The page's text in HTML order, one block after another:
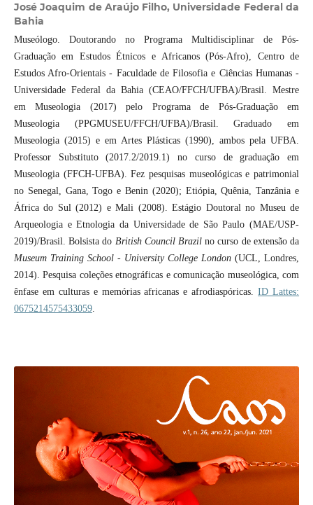
José Joaquim de Araújo Filho, Universidade Federal da
Bahia
Museólogo. Doutorando no Programa Multidisciplinar de Pós-
Graduação em Estudos Étnicos e Africanos (Pós-Afro), Centro de
Estudos Afro-Orientais - Faculdade de Filosofia e Ciências Humanas -
Universidade Federal da Bahia (CEAO/FFCH/UFBA)/Brasil. Mestre
em Museologia (2017) pelo Programa de Pós-Graduação em
Museologia (PPGMUSEU/FFCH/UFBA)/Brasil. Graduado em
Museologia (2015) e em Artes Plásticas (1990), ambos pela UFBA.
Professor Substituto (2017.2/2019.1) no curso de graduação em
Museologia (FFCH-UFBA). Fez pesquisas museológicas e patrimonial
no Senegal, Gana, Togo e Benin (2020); Etiópia, Quênia, Tanzânia e
África do Sul (2012) e Mali (2008). Estágio Doutoral no Museu de
Arqueologia e Etnologia da Universidade de São Paulo (MAE/USP-
2019)/Brasil. Bolsista do British Council Brazil no curso de extensão da
Museum Training School - University College London (UCL, Londres,
2014). Pesquisa coleções etnográficas e comunicação museológica, com
ênfase em culturas e memórias africanas e afrodiaspóricas.ID Lattes:
0675214575433059.